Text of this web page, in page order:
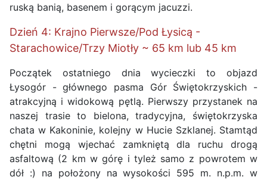
ruską banią, basenem i gorącym jacuzzi.
Dzień 4: Krajno Pierwsze/Pod Łysicą -
Starachowice/Trzy Miotły ~ 65 km lub 45 km
Początek ostatniego dnia wycieczki to objazd
Łysogór - głównego pasma Gór Świętokrzyskich -
atrakcyjną i widokową pętlą. Pierwszy przystanek na
naszej trasie to bielona, tradycyjna, świętokrzyska
chata w Kakoninie, kolejny w Hucie Szklanej. Stamtąd
chętni mogą wjechać zamkniętą dla ruchu drogą
asfaltową (2 km w górę i tyleż samo z powrotem w
dół :) na położony na wysokości 595 m. n.p.m. w